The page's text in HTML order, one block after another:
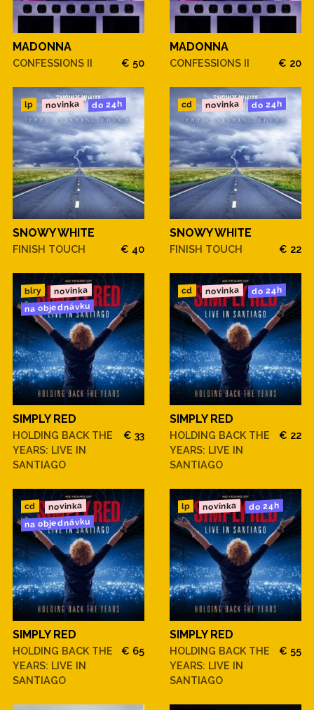
MADONNA
CONFESSIONS II € 50
MADONNA
CONFESSIONS II € 20
lp novinka do 24h
SNOWY WHITE
FINISH TOUCH € 40
cd novinka do 24h
SNOWY WHITE
FINISH TOUCH € 22
blry novinka
na objednávku
SIMPLY RED
HOLDING BACK THE
YEARS: LIVE IN
SANTIAGO
€ 33
cd novinka do 24h
SIMPLY RED
HOLDING BACK THE
YEARS: LIVE IN
SANTIAGO
€ 22
cd novinka
na objednávku
SIMPLY RED
HOLDING BACK THE
YEARS: LIVE IN
SANTIAGO
€ 65
lp novinka do 24h
SIMPLY RED
HOLDING BACK THE
YEARS: LIVE IN
SANTIAGO
€ 55